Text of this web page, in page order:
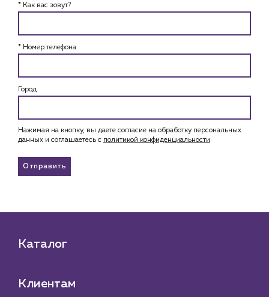
* Как вас зовут?
* Номер телефона
Город
Нажимая на кнопку, вы даете согласие на обработку персональных
данных и соглашаетесь c политикой конфиденциальности
Отправить
Каталог
Клиентам